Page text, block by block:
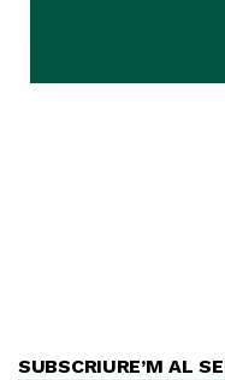
SUBSCRIURE’M AL